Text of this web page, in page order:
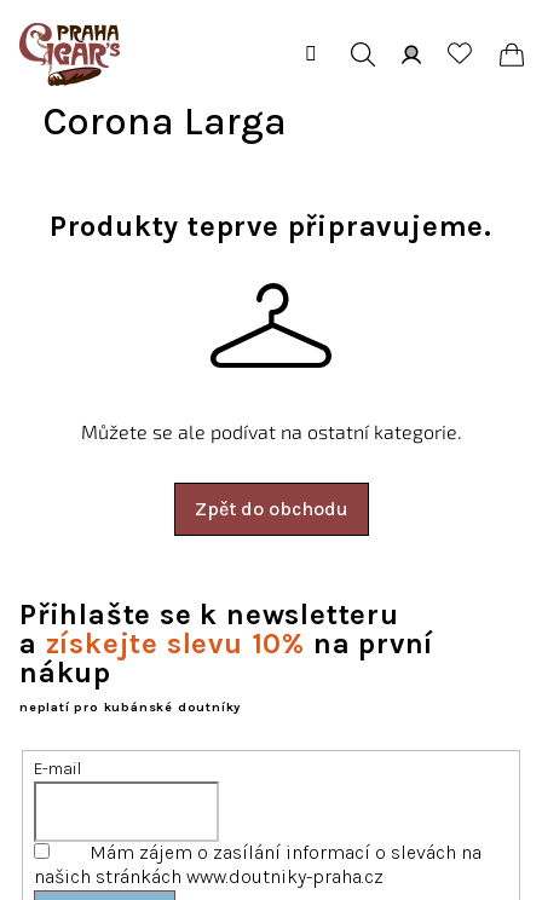
obsah
Corona Larga
Produkty teprve připravujeme.
Můžete se ale podívat na ostatní kategorie.
Zpět do obchodu
Přihlašte se k newsletteru
a získejte slevu 10% na první
nákup
neplatí pro kubánské doutníky
E-mail
Mám zájem o zasílání informací o slevách na
našich stránkách www.doutniky-praha.cz